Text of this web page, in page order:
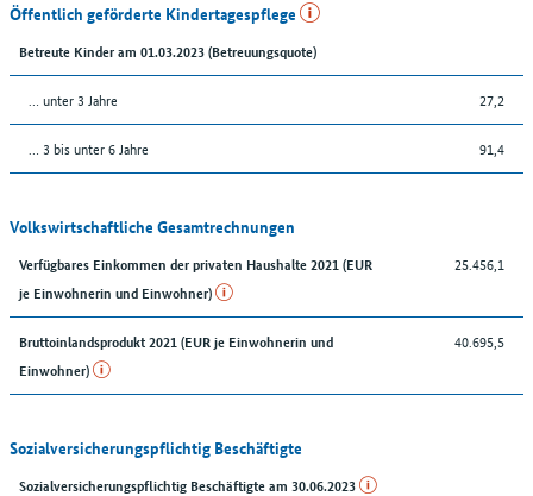
Öffentlich geförderte Kindertagespflege
Betreute Kinder am 01.03.2023 (Betreuungsquote)
… unter 3 Jahre 27,2
… 3 bis unter 6 Jahre 91,4
Volkswirtschaftliche Gesamtrechnungen
Verfügbares Einkommen der privaten Haushalte 2021 (EUR
je Einwohnerin und Einwohner)
25.456,1
Bruttoinlandsprodukt 2021 (EUR je Einwohnerin und
Einwohner)
40.695,5
Sozialversicherungspflichtig Beschäftigte
Sozialversicherungspflichtig Beschäftigte am 30.06.2023